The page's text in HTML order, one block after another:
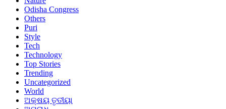
Odisha Congress
Others
Puri
Style
Tech
Technology
Top Stories
Trending
Uncategorized
World
ଅକ୍ଷୟ ତୃତୀୟା